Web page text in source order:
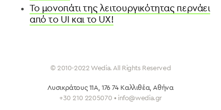
To μονοπάτι της λειτουργικότητας περνάει
από το UI και το UX!
© 2010-2022 Wedia. All Rights Reserved
Λυσικράτους 11Α, 176 74 Καλλιθέα, Αθήνα
+30 210 2205070 • info@wedia.gr